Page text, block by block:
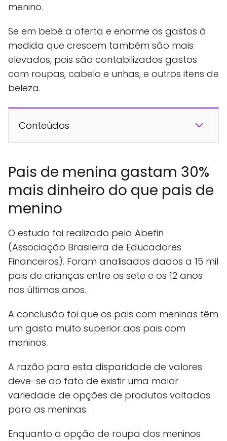
menino.
Se em bebê a oferta e enorme os gastos à
medida que crescem também são mais
elevados, pois são contabilizados gastos
com roupas, cabelo e unhas, e outros itens de
beleza.
Conteúdos
Pais de menina gastam 30%
mais dinheiro do que pais de
menino
O estudo foi realizado pela Abefin
(Associação Brasileira de Educadores
Financeiros). Foram analisados dados a 15 mil
pais de crianças entre os sete e os 12 anos
nos últimos anos.
A conclusão foi que os pais com meninas têm
um gasto muito superior aos pais com
meninos.
A razão para esta disparidade de valores
deve-se ao fato de existir uma maior
variedade de opções de produtos voltados
para as meninas.
Enquanto a opção de roupa dos meninos